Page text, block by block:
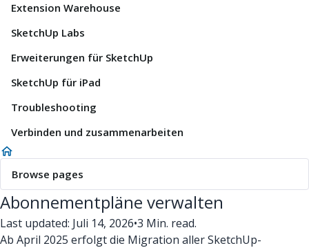
Extension Warehouse
SketchUp Labs
Erweiterungen für SketchUp
SketchUp für iPad
Troubleshooting
Verbinden und zusammenarbeiten
Browse pages
Abonnementpläne verwalten
Last updated: Juli 14, 2026•3 Min. read.
Ab April 2025 erfolgt die Migration aller SketchUp-